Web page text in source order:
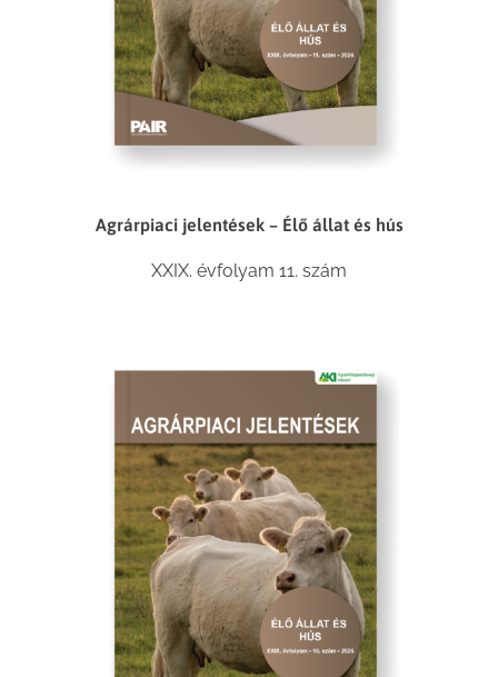
Agrárpiaci jelentések – Élő állat és hús
XXIX. évfolyam 11. szám